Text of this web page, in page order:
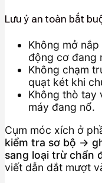
Lưu ý an toàn bắt
Không mở
động cơ đang
Không chạm
quạt két khi
Không thò tay
máy đang nổ.
Cụm móc xích ở
kiểm tra sơ bộ →
sang loại trừ chẩn
viết dẫn dắt mượt